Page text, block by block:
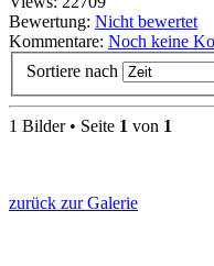
Bewertung: Nicht bewertet
Kommentare: Noch keine
Sortiere nach
1 Bilder • Seite 1 von 1
zurück zur Galerie